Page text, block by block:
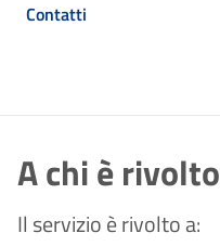
Contatti
A chi è rivolto
Il servizio è rivolto a: